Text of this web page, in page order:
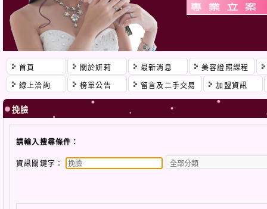
首頁 關於妍莉 最新消息 美容證照課程
線上洽詢 榜單公告 留言及二手交易 加盟資訊
挽臉
請輸入搜尋條件：
資訊關鍵字：